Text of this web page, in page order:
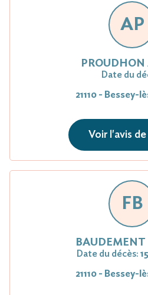
AP
Date du
21110 - Bessey-
Voir l'avis
FB
BAUDEMENT
Date du décès:
21110 - Bessey-